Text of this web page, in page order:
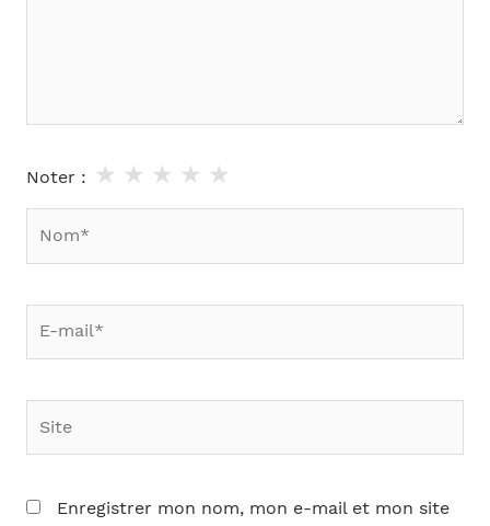
Noter : ★
★
★
★
★
Enregistrer mon nom, mon e-mail et mon site